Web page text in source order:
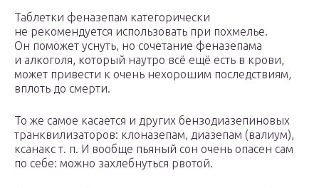
Таблетки феназепам категорически
не рекомендуется использовать при похмелье.
Он поможет уснуть, но сочетание феназепама
и алкоголя, который наутро всё ещё есть в крови,
может привести к очень нехорошим последствиям,
вплоть до смерти.
То же самое касается и других бензодиазепиновых
транквилизаторов: клоназепам, диазепам (валиум),
ксанакс т. п. И вообще пьяный сон очень опасен сам
по себе: можно захлебнуться рвотой.